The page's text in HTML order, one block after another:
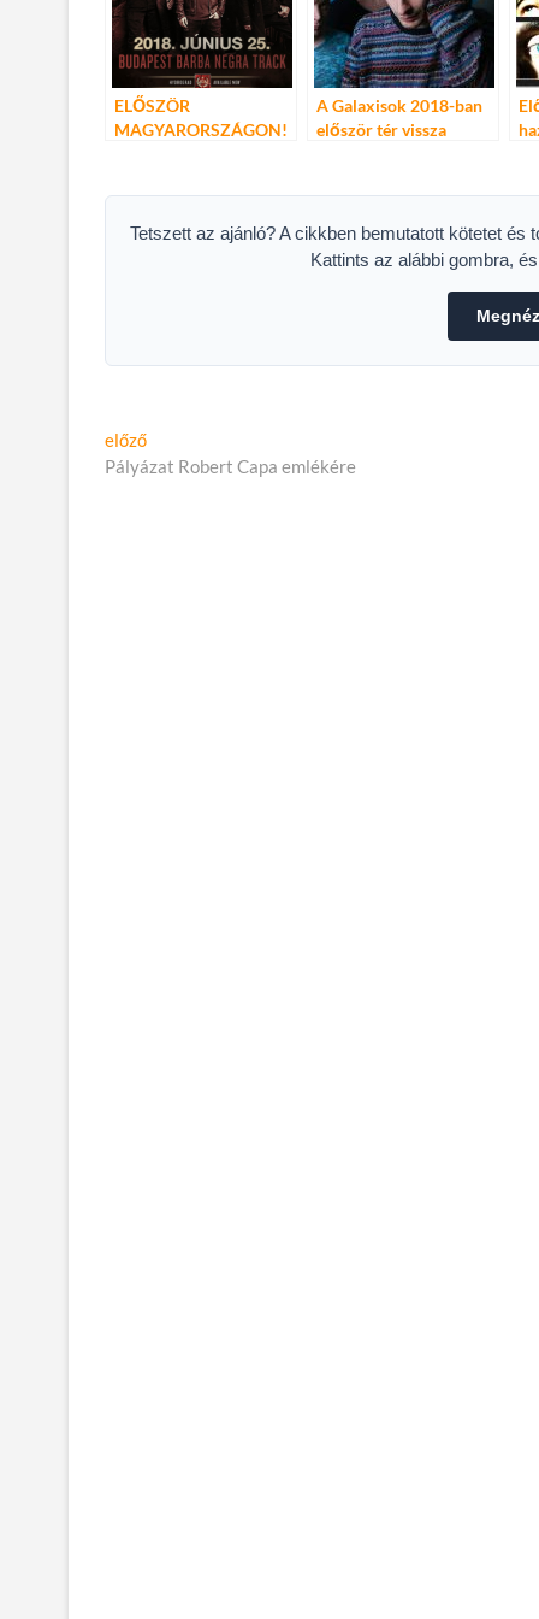
ELŐSZÖR
MAGYARORSZÁGON!
A Galaxisok 2018-ban
először tér vissza
of
Tetszett az ajánló? A cikkben bemutatott kötetet és
Kattints az alábbi gombra,
Bejegyzés
navigáció
előzőElőző
cikk:
Pályázat Robert Capa emlékére